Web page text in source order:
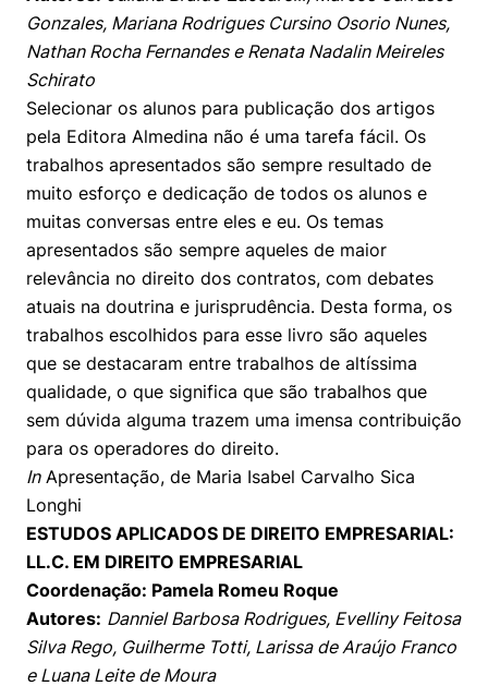
Gonzales, Mariana Rodrigues Cursino Osorio Nunes,
Nathan Rocha Fernandes e Renata Nadalin Meireles
Schirato
Selecionar os alunos para publicação dos artigos
pela Editora Almedina não é uma tarefa fácil. Os
trabalhos apresentados são sempre resultado de
muito esforço e dedicação de todos os alunos e
muitas conversas entre eles e eu. Os temas
apresentados são sempre aqueles de maior
relevância no direito dos contratos, com debates
atuais na doutrina e jurisprudência. Desta forma, os
trabalhos escolhidos para esse livro são aqueles
que se destacaram entre trabalhos de altíssima
qualidade, o que significa que são trabalhos que
sem dúvida alguma trazem uma imensa contribuição
para os operadores do direito.
InApresentação, de Maria Isabel Carvalho Sica
Longhi
ESTUDOS APLICADOS DE DIREITO EMPRESARIAL:
LL.C. EM DIREITO EMPRESARIAL
Coordenação: Pamela Romeu Roque
Autores: Danniel Barbosa Rodrigues, Evelliny Feitosa
Silva Rego, Guilherme Totti, Larissa de Araújo Franco
e Luana Leite de Moura